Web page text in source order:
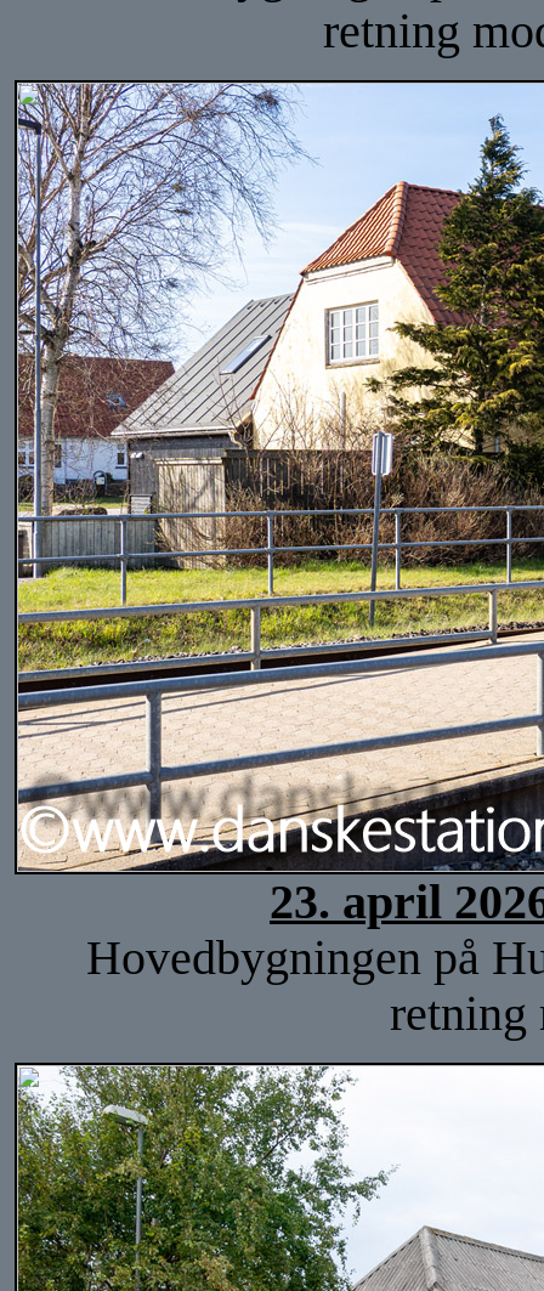
retning
23. april
Hovedbygningen på
retning